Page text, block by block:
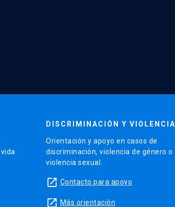
DISCRIMINACIÓN Y VIOLENCIA
Orientación y apoyo en casos de
discriminación, violencia de género o
violencia sexual.
launch Contacto para apoyo
launch Más orientación